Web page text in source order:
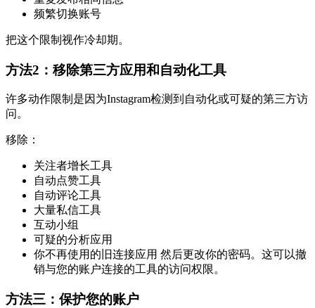
频繁切换账号
把这个限制视作冷却期。
方法2：移除第三方应用和自动化工具
许多动作限制是因为Instagram检测到自动化或可疑的第三方访
问。
移除：
关注者增长工具
自动点赞工具
自动评论工具
大量私信工具
互动小组
可疑的分析应用
你不再使用的旧连接应用 然后更改你的密码。这可以撤
销与您的账户连接的工具的访问权限。
方法三：保护您的账户